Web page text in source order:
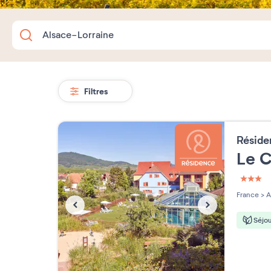
Filtres
Le
3
France >